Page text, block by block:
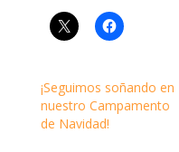
¡Seguimos soñando en
nuestro Campamento
de Navidad!